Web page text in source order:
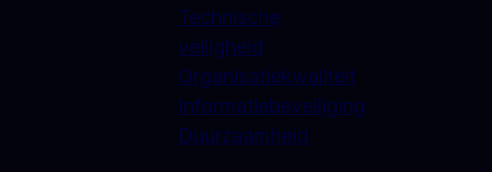
Technische
veiligheid
Organisatiekwaliteit
Informatiebeveiliging
Duurzaamheid